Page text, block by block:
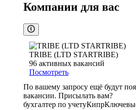
Компании для вас
TRIBE (LTD STARTRIBE)
96 активных вакансий
Посмотреть
По вашему запросу ещё будут
вакансии. Присылать вам?
бухгалтер по учетуКипр